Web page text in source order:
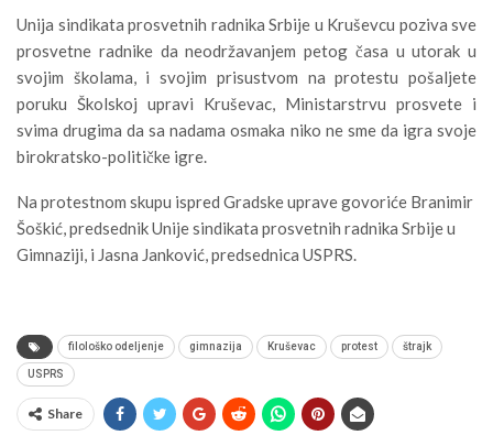
Unija sindikata prosvetnih radnika Srbije u Kruševcu poziva sve
prosvetne radnike da neodržavanjem petog časa u utorak u
svojim školama, i svojim prisustvom na protestu pošaljete
poruku Školskoj upravi Kruševac, Ministarstrvu prosvete i
svima drugima da sa nadama osmaka niko ne sme da igra svoje
birokratsko-političke igre.
Na protestnom skupu ispred Gradske uprave govoriće Branimir
Šoškić, predsednik Unije sindikata prosvetnih radnika Srbije u
Gimnaziji, i Jasna Janković, predsednica USPRS.
filološko odeljenje gimnazija Kruševac protest štrajk
USPRS
Share